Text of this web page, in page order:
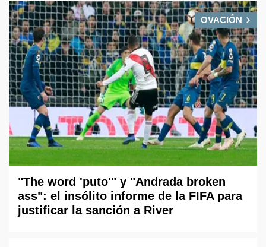
OVACIÓN
"The word 'puto'" y "Andrada broken
ass": el insólito informe de la FIFA para
justificar la sanción a River